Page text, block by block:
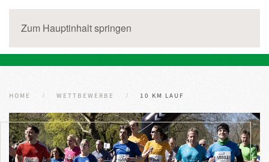
Zum Hauptinhalt springen
HOME WETTBEWERBE 10 KM LAUF